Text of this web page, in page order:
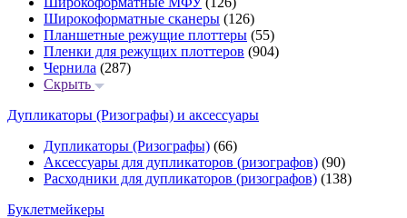
Широкоформатные сканеры (126)
Планшетные режущие плоттеры (55)
Пленки для режущих плоттеров (904)
Чернила (287)
Скрыть
Дупликаторы (Ризографы) и аксессуары
Дупликаторы (Ризографы) (66)
Аксессуары для дупликаторов (ризографов) (90)
Расходники для дупликаторов (ризографов) (138)
Буклетмейкеры